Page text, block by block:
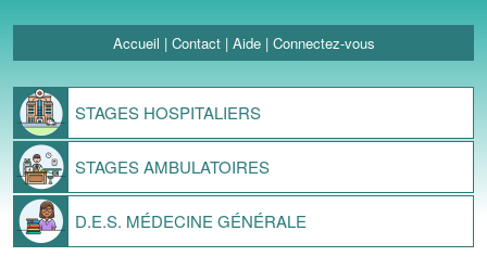
Accueil | Contact| Aide| Connectez-vous
STAGES HOSPITALIERS
STAGESAMBULATOIRES
D.E.S. MÉDECINE GÉNÉRALE